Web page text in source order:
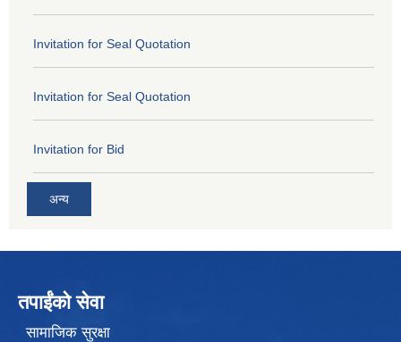
Invitation for Seal Quotation
Invitation for Seal Quotation
Invitation for Bid
अन्य
तपाईंको सेवा
सामाजिक सुरक्षा